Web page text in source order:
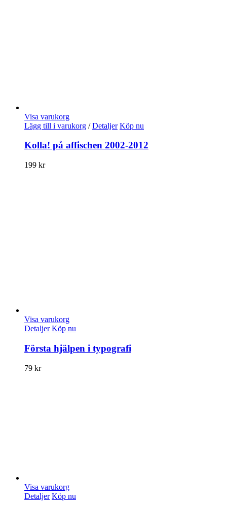
Visa varukorg
Lägg till i varukorg / Detaljer Köp nu
Kolla! på affischen 2002-2012
199 kr
Visa varukorg
Detaljer Köp nu
Första hjälpen i typografi
79 kr
Visa varukorg
Detaljer Köp nu